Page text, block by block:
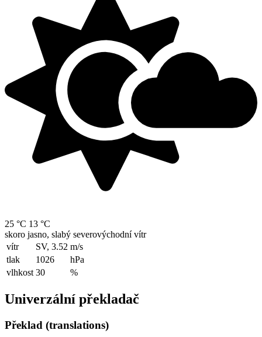
25 °C 13 °C
skoro jasno, slabý severovýchodní vítr
vítr
SV, 3.52 m/s
tlak
1026
hPa
vlhkost 30 %
Univerzální překladač
Překlad (translations)